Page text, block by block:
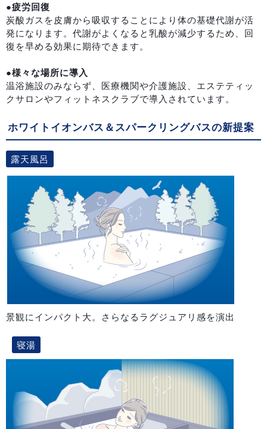
●疲労回復
炭酸ガスを皮膚から吸収することにより体の基礎代謝が活
発になります。代謝がよくなると乳酸が減少するため、回
復を早める効果に期待できます。
●様々な場所に導入
温浴施設のみならず、医療機関や介護施設、エステティッ
クサロンやフィットネスクラブで導入されています。
ホワイトイオンバス＆スパークリングバスの新提案
露天風呂
景観にインパクト大。さらなるラグジュアリ感を演出
寝湯